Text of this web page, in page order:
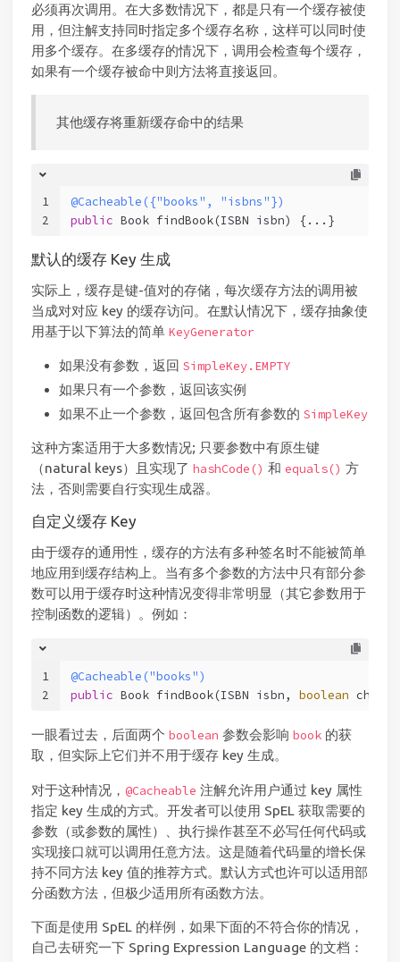
必须再次调用。在大多数情况下，都是只有一个缓存被使
用，但注解支持同时指定多个缓存名称，这样可以同时使
用多个缓存。在多缓存的情况下，调用会检查每个缓存，
如果有一个缓存被命中则方法将直接返回。
其他缓存将重新缓存命中的结果
1
2
@Cacheable({"books", "isbns"})
public Book findBook(ISBN isbn) {...}
默认的缓存 Key 生成
实际上，缓存是键-值对的存储，每次缓存方法的调用被
当成对对应 key 的缓存访问。在默认情况下，缓存抽象使
用基于以下算法的简单 KeyGenerator
如果没有参数，返回 SimpleKey.EMPTY
如果只有一个参数，返回该实例
如果不止一个参数，返回包含所有参数的 SimpleKey
这种方案适用于大多数情况; 只要参数中有原生键
（natural keys）且实现了 hashCode() 和 equals() 方
法，否则需要自行实现生成器。
自定义缓存 Key
由于缓存的通用性，缓存的方法有多种签名时不能被简单
地应用到缓存结构上。当有多个参数的方法中只有部分参
数可以用于缓存时这种情况变得非常明显（其它参数用于
控制函数的逻辑）。例如：
1
2
@Cacheable("books")
public Book findBook(ISBN isbn, boolean
一眼看过去，后面两个 boolean 参数会影响 book 的获
取，但实际上它们并不用于缓存 key 生成。
对于这种情况， @Cacheable 注解允许用户通过 key 属性
指定 key 生成的方式。开发者可以使用 SpEL 获取需要的
参数（或参数的属性）、执行操作甚至不必写任何代码或
实现接口就可以调用任意方法。这是随着代码量的增长保
持不同方法 key 值的推荐方式。默认方式也许可以适用部
分函数方法，但极少适用所有函数方法。
下面是使用 SpEL 的样例，如果下面的不符合你的情况，
自己去研究一下 Spring Expression Language 的文档：